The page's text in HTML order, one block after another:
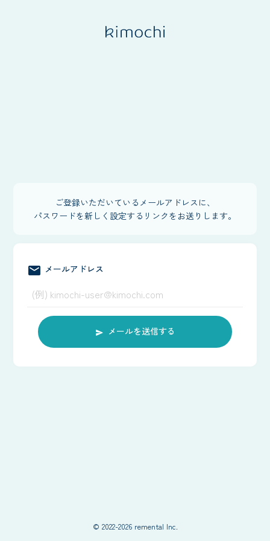
ご登録いただいているメールアドレスに、
パスワードを新しく設定するリンクをお送りします。
markunread メールアドレス
メールを送信する
© 2022-2026 remental Inc.